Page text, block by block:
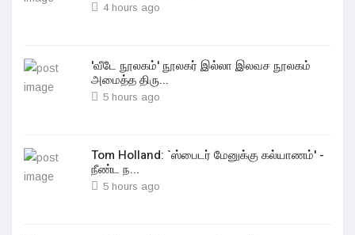
4 hours ago
'வீடே நூலகம்' நூலகர் இல்லா இலவச நூலகம்
அமைத்த திரு...
5 hours ago
Tom Holland: `ஸ்பைடர் மேனுக்கு கல்யாணம்' -
நீண்ட ந...
5 hours ago